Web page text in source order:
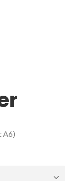
A6)